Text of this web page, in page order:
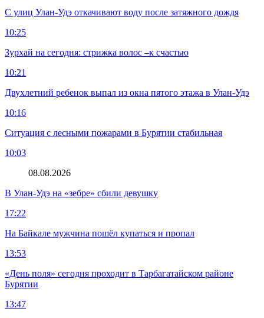
С улиц Улан-Удэ откачивают воду после затяжного дождя
10:25
Зурхай на сегодня: стрижка волос –к счастью
10:21
Двухлетний ребенок выпал из окна пятого этажа в Улан-Удэ
10:16
Ситуация с лесными пожарами в Бурятии стабильная
10:03
08.08.2026
В Улан-Удэ на «зебре» сбили девушку
17:22
На Байкале мужчина пошёл купаться и пропал
13:53
«День поля» сегодня проходит в Тарбагатайском районе
Бурятии
13:47